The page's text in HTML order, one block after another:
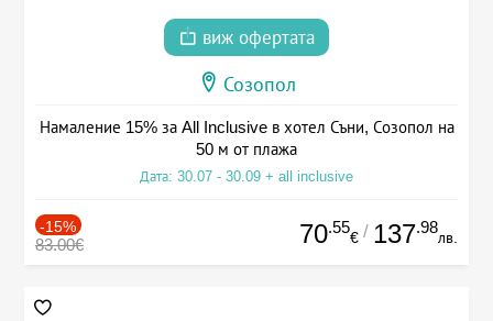
виж офертата
Созопол
Намаление 15% за All Inclusive в хотел Съни, Созопол на
50 м от плажа
Дата: 30.07 - 30.09 + all inclusive
-15%
83.00€ 70.55
€ / 137.98
лв.